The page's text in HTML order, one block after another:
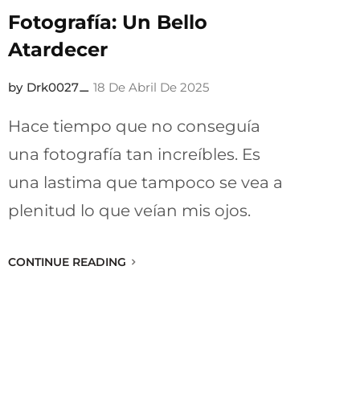
Fotografía: Un Bello
Atardecer
Drk0027 18 De Abril De 2025
Hace tiempo que no conseguía
una fotografía tan increíbles. Es
una lastima que tampoco se vea a
plenitud lo que veían mis ojos.
CONTINUE READING